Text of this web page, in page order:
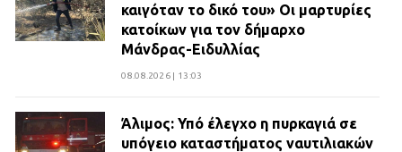
καιγόταν το δικό του» Οι μαρτυρίες
κατοίκων για τον δήμαρχο
Μάνδρας-Ειδυλλίας
08.08.2026 | 13:03
Άλιμος: Υπό έλεγχο η πυρκαγιά σε
υπόγειο καταστήματος ναυτιλιακών